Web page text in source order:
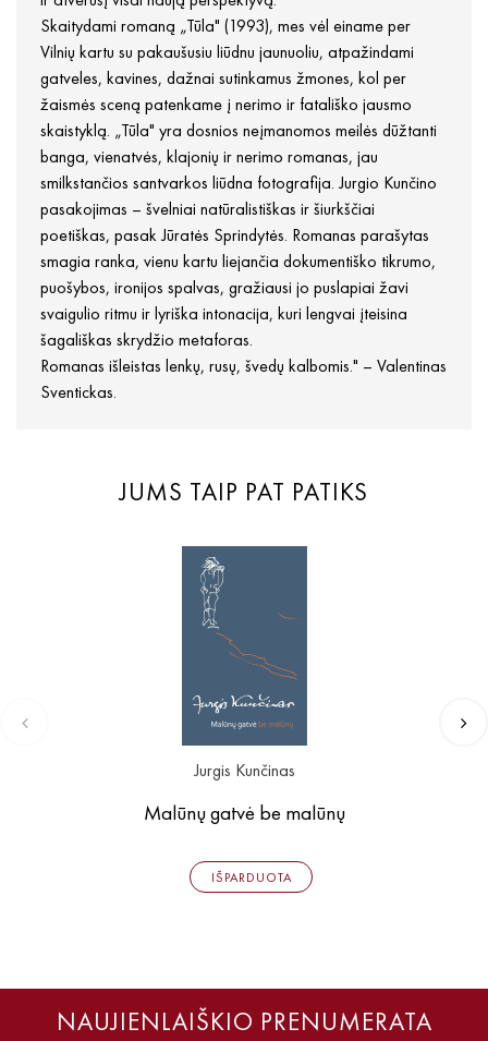
Skaitydami romaną „Tūla" (1993), mes vėl einame per
Vilnių kartu su pakaušusiu liūdnu jaunuoliu, atpažindami
gatveles, kavines, dažnai sutinkamus žmones, kol per
žaismės sceną patenkame į nerimo ir fatališko jausmo
skaistyklą. „Tūla" yra dosnios neįmanomos meilės dūžtanti
banga, vienatvės, klajonių ir nerimo romanas, jau
smilkstančios santvarkos liūdna fotografija. Jurgio Kunčino
pasakojimas – švelniai natūralistiškas ir šiurkščiai
poetiškas, pasak Jūratės Sprindytės. Romanas parašytas
smagia ranka, vienu kartu liejančia dokumentiško tikrumo,
puošybos, ironijos spalvas, gražiausi jo puslapiai žavi
svaigulio ritmu ir lyriška intonacija, kuri lengvai įteisina
šagališkas skrydžio metaforas.
Romanas išleistas lenkų, rusų, švedų kalbomis." – Valentinas
Sventickas.
JUMS TAIP PAT PATIKS
Jurgis Kunčinas
Malūnų gatvė be malūnų
IŠPARDUOTA
NAUJIENLAIŠKIO PRENUMERATA